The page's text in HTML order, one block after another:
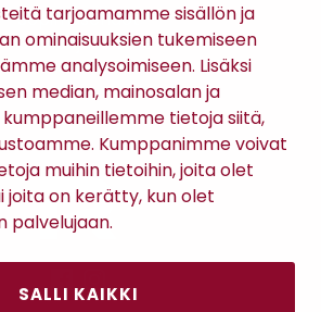
tarjoamamme sisällön ja
ominaisuuksien tukemiseen
analysoimiseen. Lisäksi
median, mainosalan ja
tietoja siitä,
Kumppanimme voivat
muihin tietoihin, joita olet
joita on kerätty, kun olet
palvelujaan.
SALLI KAIKKI
Sopimusehdot
Tietosuojaseloste
Maksutavat